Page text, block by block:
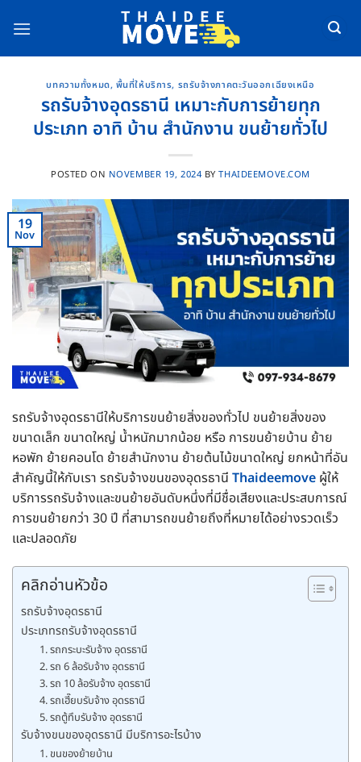
บทความทั้งหมด, พื้นที่ให้บริการ, รถรับจ้างภาคตะวันออกเฉียงเหนือ
รถรับจ้างอุดรธานี เหมาะกับการย้ายทุก
ประเภท อาทิ บ้าน สำนักงาน ขนย้ายทั่วไป
POSTED ON NOVEMBER 19, 2024 BYTHAIDEEMOVE.COM
19
Nov
รถรับจ้างอุดรธานีให้บริการขนย้ายสิ่งของทั่วไป ขนย้ายสิ่งของ
ขนาดเล็ก ขนาดใหญ่ น้ำหนักมากน้อย หรือ การขนย้ายบ้าน ย้าย
หอพัก ย้ายคอนโด ย้ายสำนักงาน ย้ายต้นไม้ขนาดใหญ่ ยกหน้าที่อัน
สำคัญนี้ให้กับเรา รถรับจ้างขนของอุดรธานี Thaideemove ผู้ให้
บริการรถรับจ้างและขนย้ายอันดับหนึ่งที่มีชื่อเสียงและประสบการณ์
การขนย้ายกว่า 30 ปี ที่สามารถขนย้ายถึงที่หมายได้อย่างรวดเร็ว
และปลอดภัย
คลิกอ่านหัวข้อ
รถรับจ้างอุดรธานี
ประเภทรถรับจ้างอุดรธานี
1. รถกระบะรับจ้าง อุดรธานี
2. รถ 6 ล้อรับจ้าง อุดรธานี
3. รถ 10 ล้อรับจ้าง อุดรธานี
4. รถเฮี๊ยบรับจ้าง อุดรธานี
5. รถตู้ทึบรับจ้าง อุดรธานี
รับจ้างขนของอุดรธานี มีบริการอะไรบ้าง
1. ขนของย้ายบ้าน